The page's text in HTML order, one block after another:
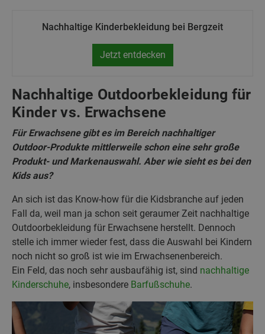
Nachhaltige Kinderbekleidung bei Bergzeit
Jetzt entdecken
Nachhaltige Outdoorbekleidung für
Kinder vs. Erwachsene
Für Erwachsene gibt es im Bereich nachhaltiger
Outdoor-Produkte mittlerweile schon eine sehr große
Produkt- und Markenauswahl. Aber wie sieht es bei den
Kids aus?
An sich ist das Know-how für die Kidsbranche auf jeden
Fall da, weil man ja schon seit geraumer Zeit nachhaltige
Outdoorbekleidung für Erwachsene herstellt. Dennoch
stelle ich immer wieder fest, dass die Auswahl bei Kindern
noch nicht so groß ist wie im Erwachsenenbereich.
Ein Feld, das noch sehr ausbaufähig ist, sind nachhaltige
Kinderschuhe, insbesondere Barfußschuhe.